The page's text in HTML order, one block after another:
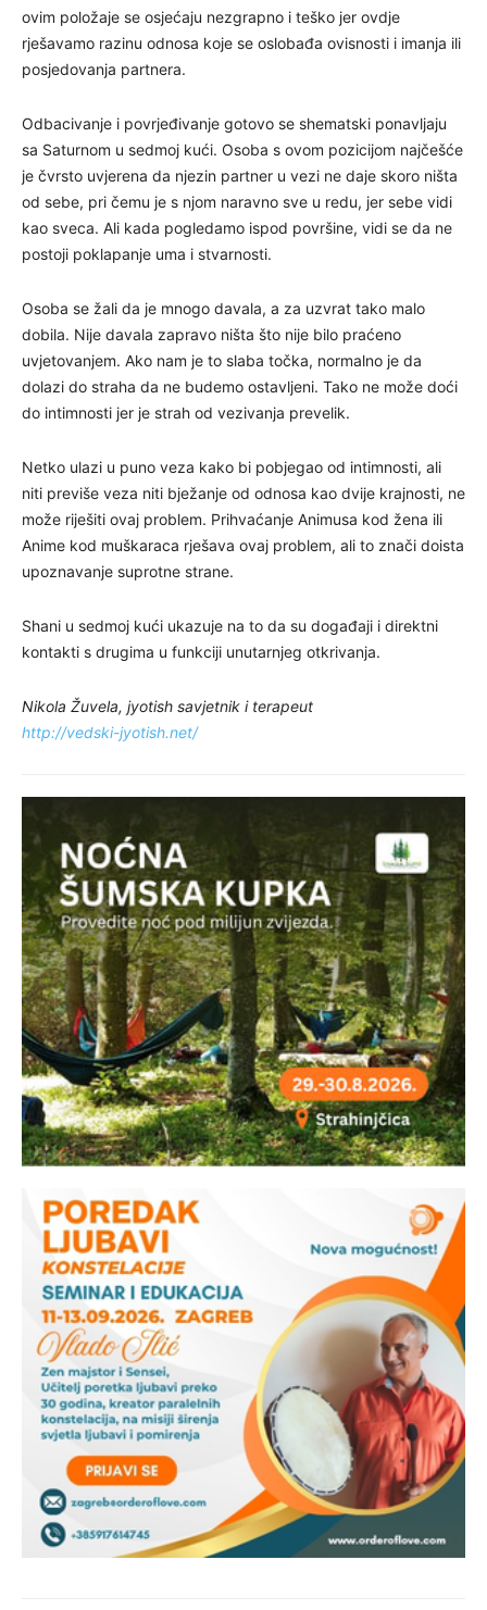
ovim položaje se osjećaju nezgrapno i teško jer ovdje
rješavamo razinu odnosa koje se oslobađa ovisnosti i imanja ili
posjedovanja partnera.
Odbacivanje i povrjeđivanje gotovo se shematski ponavljaju
sa Saturnom u sedmoj kući. Osoba s ovom pozicijom najčešće
je čvrsto uvjerena da njezin partner u vezi ne daje skoro ništa
od sebe, pri čemu je s njom naravno sve u redu, jer sebe vidi
kao sveca. Ali kada pogledamo ispod površine, vidi se da ne
postoji poklapanje uma i stvarnosti.
Osoba se žali da je mnogo davala, a za uzvrat tako malo
dobila. Nije davala zapravo ništa što nije bilo praćeno
uvjetovanjem. Ako nam je to slaba točka, normalno je da
dolazi do straha da ne budemo ostavljeni. Tako ne može doći
do intimnosti jer je strah od vezivanja prevelik.
Netko ulazi u puno veza kako bi pobjegao od intimnosti, ali
niti previše veza niti bježanje od odnosa kao dvije krajnosti, ne
može riješiti ovaj problem. Prihvaćanje Animusa kod žena ili
Anime kod muškaraca rješava ovaj problem, ali to znači doista
upoznavanje suprotne strane.
Shani u sedmoj kući ukazuje na to da su događaji i direktni
kontakti s drugima u funkciji unutarnjeg otkrivanja.
Nikola Žuvela, jyotish savjetnik i terapeut
http://vedski-jyotish.net/